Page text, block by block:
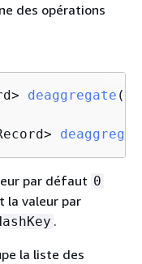
des opérations
deaggregate
par défaut 0
la valeur par
.
la liste des